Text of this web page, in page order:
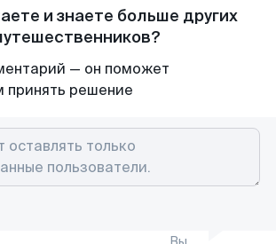
и знаете больше других
— он поможет
принять решение